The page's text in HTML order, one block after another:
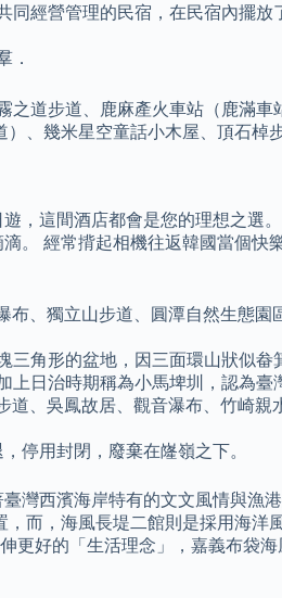
經營管理的民宿，在民宿內擺
．
道步道、鹿麻產火車站（鹿滿
、幾米星空童話小木屋、頂石棹
，這間酒店都會是您的理想之
滴。 經常揹起相機往返韓國當個
、獨立山步道、圓潭自然生態
角形的盆地，因三面環山狀似
日治時期稱為小馬埤圳，認為臺
、吳鳳故居、觀音瀑布、竹崎
停用封閉，廢棄在嶐嶺之下。
灣西濱海岸特有的文文風情與
而，海風長堤二館則是採用海
更好的「生活理念」，嘉義布袋